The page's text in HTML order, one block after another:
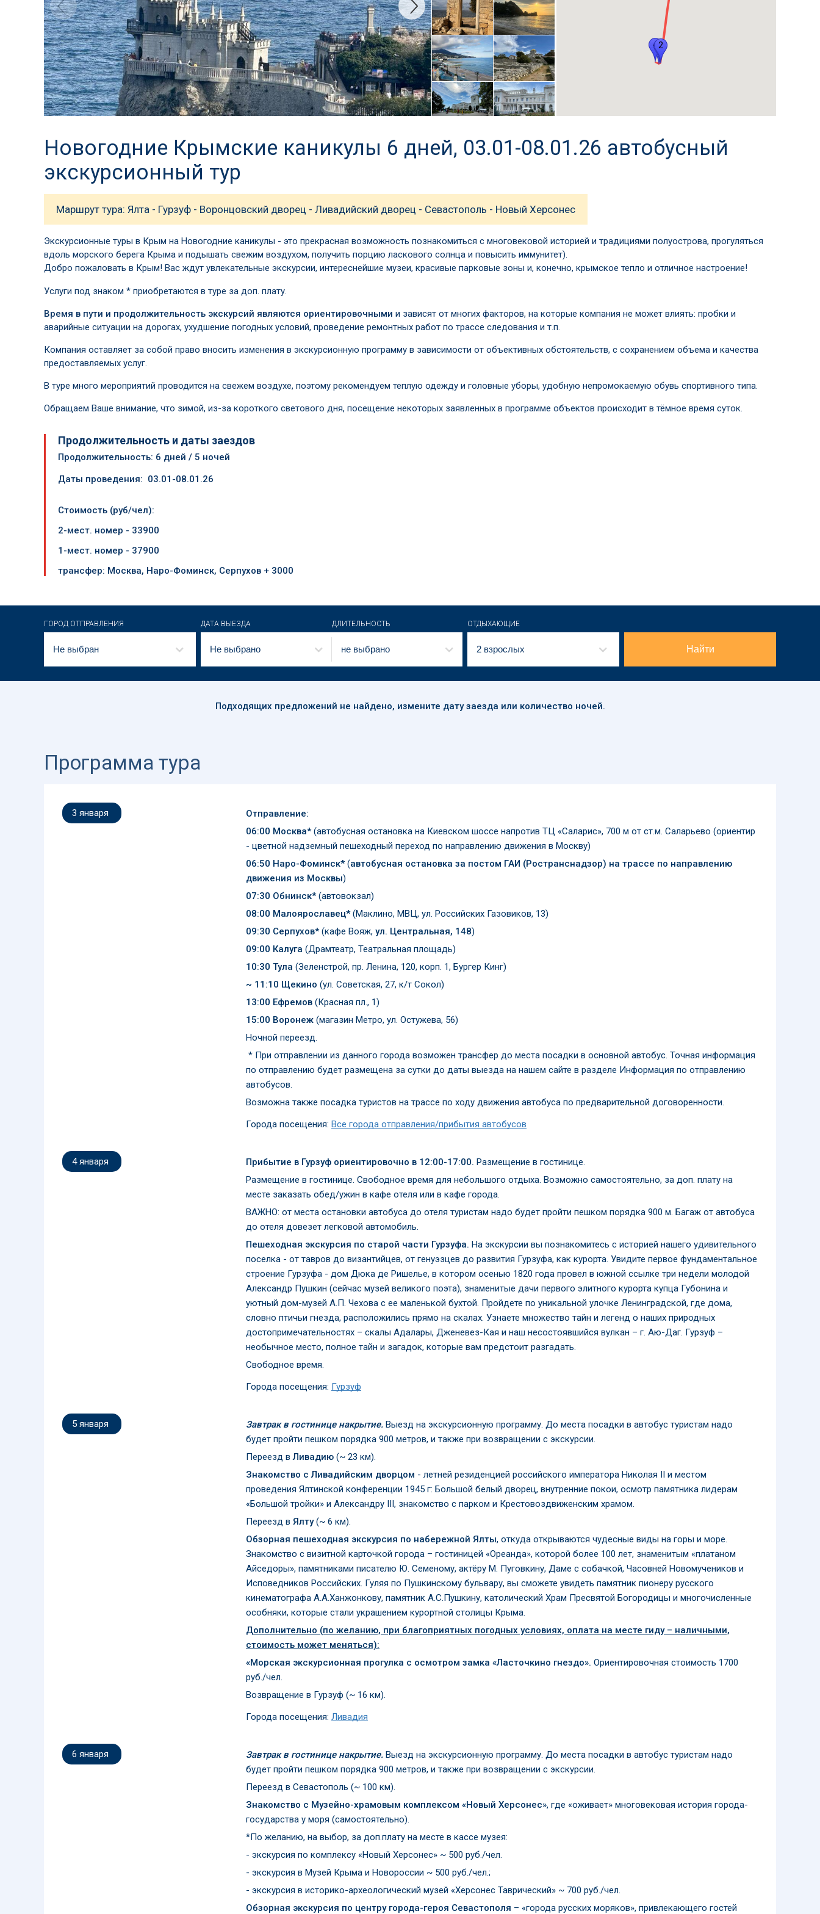
2
3
45
Новогодние Крымские каникулы 6 дней, 03.01-08.01.26 автобусный
экскурсионный тур
Маршрут тура: Ялта - Гурзуф - Воронцовский дворец - Ливадийский дворец - Севастополь - Новый Херсонес
Экскурсионные туры в Крым на Новогодние каникулы - это прекрасная возможность познакомиться с многовековой историей и традициями полуострова, прогуляться
вдоль морского берега Крыма и подышать свежим воздухом, получить порцию ласкового солнца и повысить иммунитет).
Добро пожаловать в Крым! Вас ждут увлекательные экскурсии, интереснейшие музеи, красивые парковые зоны и, конечно, крымское тепло и отличное настроение!
Услуги под знаком * приобретаются в туре за доп. плату.
Время в пути и продолжительность экскурсий являются ориентировочными и зависят от многих факторов, на которые компания не может влиять: пробки и
аварийные ситуации на дорогах, ухудшение погодных условий, проведение ремонтных работ по трассе следования и т.п.
Компания оставляет за собой право вносить изменения в экскурсионную программу в зависимости от объективных обстоятельств, с сохранением объема и качества
предоставляемых услуг.
В туре много мероприятий проводится на свежем воздухе, поэтому рекомендуем теплую одежду и головные уборы, удобную непромокаемую обувь спортивного типа.
Обращаем Ваше внимание, что зимой, из-за короткого светового дня, посещение некоторых заявленных в программе объектов происходит в тёмное время суток.
Продолжительность и даты заездов
Продолжительность: 6 дней / 5 ночей
Даты проведения: 03.01-08.01.26
Стоимость (руб/чел):
2-мест. номер - 33900
1-мест. номер - 37900
трансфер: Москва, Наро-Фоминск, Серпухов + 3000
ГОРОД ОТПРАВЛЕНИЯ
Не выбран
ДАТА ВЫЕЗДА
Не выбрано
ДЛИТЕЛЬНОСТЬ
не выбрано
ОТДЫХАЮЩИЕ
2 взрослых Найти
Подходящих предложений не найдено, измените дату заезда или количество ночей.
Программа тура
3 января
Отправление:
06:00 Москва*(автобусная остановка на Киевском шоссе напротив ТЦ «Саларис», 700 м от ст.м. Саларьево (ориентир
- цветной надземный пешеходный переход по направлению движения в Москву)
06:50 Наро-Фоминск*(автобусная остановка за постом ГАИ (Ространснадзор) на трассе по направлению
движения из Москвы)
07:30 Обнинск*(автовокзал)
08:00 Малоярославец*(Маклино, МВЦ, ул. Российских Газовиков, 13)
09:30 Серпухов*(кафе Вояж, ул. Центральная, 148)
09:00 Калуга (Драмтеатр, Театральная площадь)
10:30 Тула (Зеленстрой, пр. Ленина, 120, корп. 1, Бургер Кинг)
~ 11:10 Щекино (ул. Советская, 27, к/т Сокол)
13:00 Ефремов (Красная пл., 1)
15:00 Воронеж (магазин Метро, ул. Остужева, 56)
Ночной переезд.
* При отправлении из данного города возможен трансфер до места посадки в основной автобус. Точная информация
по отправлению будет размещена за сутки до даты выезда на нашем сайте в разделе Информация по отправлению
автобусов.
Возможна также посадка туристов на трассе по ходу движения автобуса по предварительной договоренности.
Города посещения: Все города отправления/прибытия автобусов
4 января Прибытие в Гурзуф ориентировочно в 12:00-17:00. Размещение в гостинице.
Размещение в гостинице. Свободное время для небольшого отдыха. Возможно самостоятельно, за доп. плату на
месте заказать обед/ужин в кафе отеля или в кафе города.
ВАЖНО: от места остановки автобуса до отеля туристам надо будет пройти пешком порядка 900 м. Багаж от автобуса
до отеля довезет легковой автомобиль.
Пешеходная экскурсия по старой части Гурзуфа. На экскурсии вы познакомитесь с историей нашего удивительного
поселка - от тавров до византийцев, от генуэзцев до развития Гурзуфа, как курорта. Увидите первое фундаментальное
строение Гурзуфа - дом Дюка де Ришелье, в котором осенью 1820 года провел в южной ссылке три недели молодой
Александр Пушкин (сейчас музей великого поэта), знаменитые дачи первого элитного курорта купца Губонина и
уютный дом-музей А.П. Чехова с ее маленькой бухтой. Пройдете по уникальной улочке Ленинградской, где дома,
словно птичьи гнезда, расположились прямо на скалах. Узнаете множество тайн и легенд о наших природных
достопримечательностях – скалы Адалары, Дженевез-Кая и наш несостоявшийся вулкан – г. Аю-Даг. Гурзуф –
необычное место, полное тайн и загадок, которые вам предстоит разгадать.
Свободное время.
Города посещения: Гурзуф
5 января Завтрак в гостинице накрытие. Выезд на экскурсионную программу. До места посадки в автобус туристам надо
будет пройти пешком порядка 900 метров, и также при возвращении с экскурсии.
Переезд вЛивадию (~ 23 км).
Знакомство с Ливадийским дворцом - летней резиденцией российского императора Николая II и местом
проведения Ялтинской конференции 1945 г: Большой белый дворец, внутренние покои, осмотр памятника лидерам
«Большой тройки» и Александру III, знакомство с парком и Крестовоздвиженским храмом.
Переезд в Ялту(~ 6 км).
Обзорная пешеходная экскурсия по набережной Ялты, откуда открываются чудесные виды на горы и море.
Знакомство с визитной карточкой города – гостиницей «Ореанда», которой более 100 лет, знаменитым «платаном
Айседоры», памятниками писателю Ю. Семеному, актёру М. Пуговкину, Даме с собачкой, Часовней Новомучеников и
Исповедников Российских. Гуляя по Пушкинскому бульвару, вы сможете увидеть памятник пионеру русского
кинематографа А.А.Ханжонкову, памятник А.С.Пушкину, католический Храм Пресвятой Богородицы и многочисленные
особняки, которые стали украшением курортной столицы Крыма.
Дополнительно (по желанию, при благоприятных погодных условиях, оплата на месте гиду – наличными,
стоимость может меняться):
«Морская экскурсионная прогулка с осмотром замка «Ласточкино гнездо». Ориентировочная стоимость 1700
руб./чел.
Возвращение в Гурзуф (~ 16 км).
Города посещения: Ливадия
6 января Завтрак в гостинице накрытие. Выезд на экскурсионную программу. До места посадки в автобус туристам надо
будет пройти пешком порядка 900 метров, и также при возвращении с экскурсии.
Переезд в Севастополь (~ 100 км).
Знакомство с Музейно-храмовым комплексом «Новый Херсонес», где «оживает» многовековая история города-
государства у моря (самостоятельно).
*По желанию, на выбор, за доп.плату на месте в кассе музея:
- экскурсия по комплексу «Новый Херсонес» ~ 500 руб./чел.
- экскурсия в Музей Крыма и Новороссии ~ 500 руб./чел.;
- экскурсия в историко-археологический музей «Херсонес Таврический» ~ 700 руб./чел.
Обзорная экскурсия по центру города-героя Севастополя – «города русских моряков», привлекающего гостей